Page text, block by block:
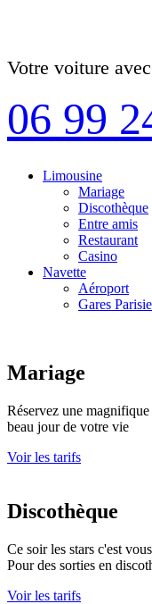
Votre voiture
06 99
Limousine
Mariage
Discothèque
Entre amis
Restaurant
Casino
Navette
Aéroport
Gares
Mariage
Réservez une
beau jour de votre vie
Voir les tarifs
Discothèque
Ce soir les stars c'est
Pour des sorties en
Voir les tarifs